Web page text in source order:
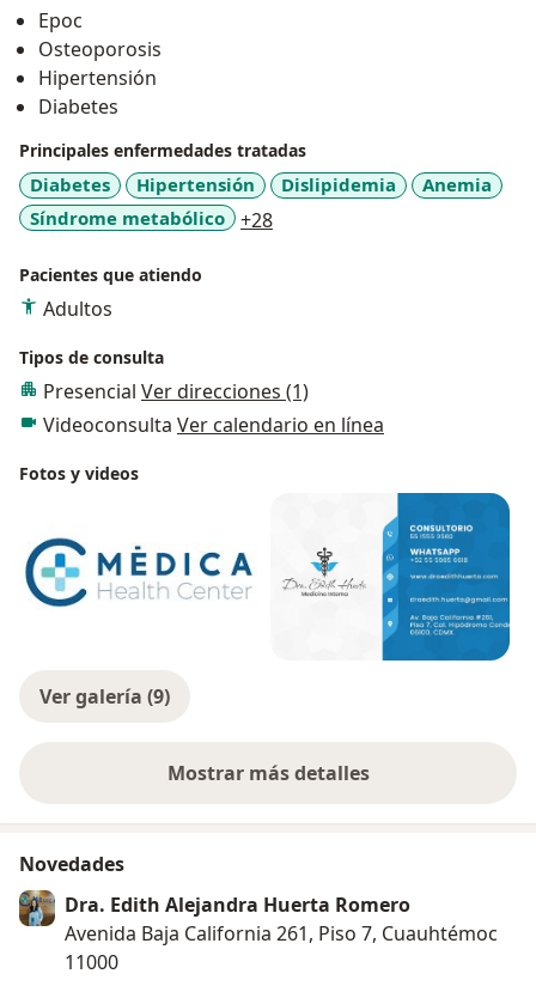
Epoc
Osteoporosis
Hipertensión
Diabetes
Principales enfermedades tratadas
Diabetes Hipertensión Dislipidemia
Anemia
Síndrome metabólico
+28a11y_sr_more_diseases
Pacientes que atiendo
Adultos
Tipos de consulta
Presencial Ver direcciones (1)
Videoconsulta Ver calendario en línea
Fotos y videos
Ver galería (9)
Mostrar más detalles
sobre la experiencia
Novedades
Dra. Edith Alejandra Huerta Romero
Avenida Baja California 261, Piso 7, Cuauhtémoc
11000